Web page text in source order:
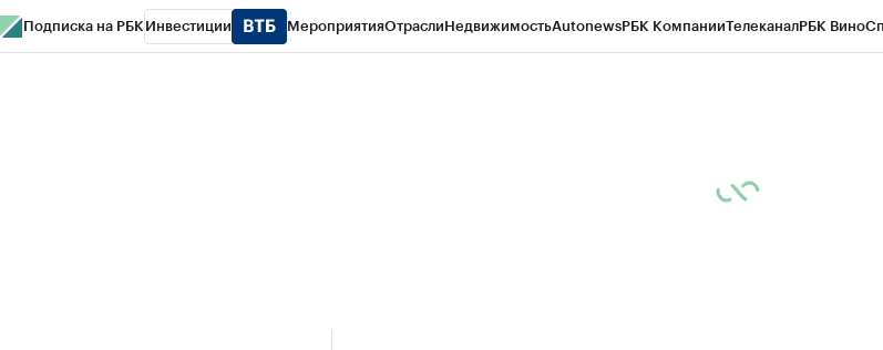
Подписка на РБК Инвестиции МероприятияОтраслиНедвижимостьAutonewsРБК КомпанииТелеканалРБК Вино